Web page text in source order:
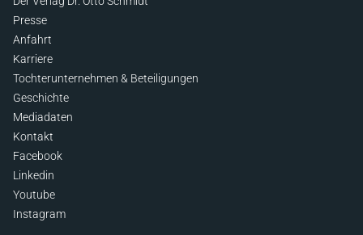
Presse
Anfahrt
Karriere
Tochterunternehmen & Beteiligungen
Geschichte
Mediadaten
Kontakt
Facebook
Linkedin
Youtube
Instagram